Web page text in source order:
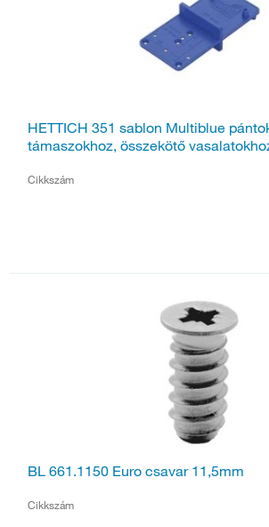
HETTICH 351 sablon Multiblue
támaszokhoz, összekötő
Cikkszám
BL 661.1150 Euro csavar 11,5mm
Cikkszám